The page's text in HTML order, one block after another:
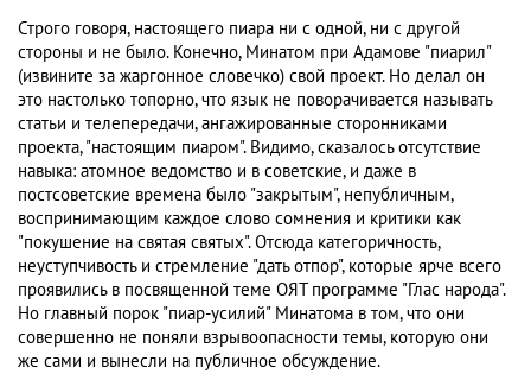
Строго говоря, настоящего пиара ни с одной, ни с другой
стороны и не было. Конечно, Минатом при Адамове "пиарил"
(извините за жаргонное словечко) свой проект. Но делал он
это настолько топорно, что язык не поворачивается называть
статьи и телепередачи, ангажированные сторонниками
проекта, "настоящим пиаром". Видимо, сказалось отсутствие
навыка: атомное ведомство и в советские, и даже в
постсоветские времена было "закрытым", непубличным,
воспринимающим каждое слово сомнения и критики как
"покушение на святая святых". Отсюда категоричность,
неуступчивость и стремление "дать отпор", которые ярче всего
проявились в посвященной теме ОЯТ программе "Глас народа".
Но главный порок "пиар-усилий" Минатома в том, что они
совершенно не поняли взрывоопасности темы, которую они
же сами и вынесли на публичное обсуждение.